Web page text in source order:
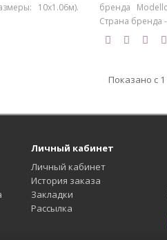
10х1.06м).
бренда
Страна бренда
Показано с 1
Личный кабинет
Личный кабинет
История заказа
Закладки
Рассылка